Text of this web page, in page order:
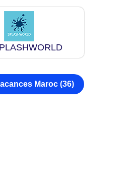
Maroc (36)